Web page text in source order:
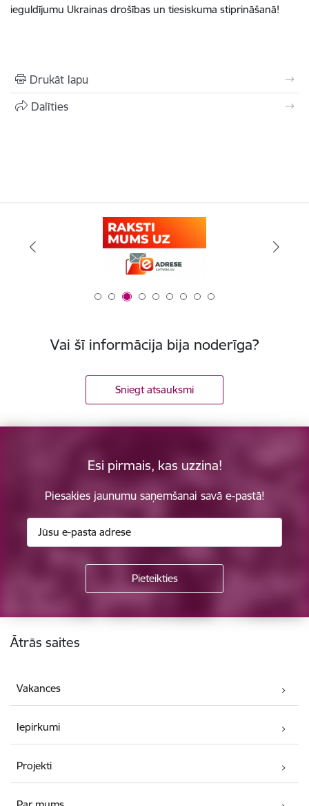
ieguldījumu Ukrainas drošības un tiesiskuma stiprināšanā!
Drukāt lapu
Dalīties
Vai šī informācija bija noderīga?
Sniegt atsauksmi
Esi pirmais, kas uzzina!
Piesakies jaunumu saņemšanai savā e-pastā!
Ātrās saites
Vakances
Iepirkumi
Projekti